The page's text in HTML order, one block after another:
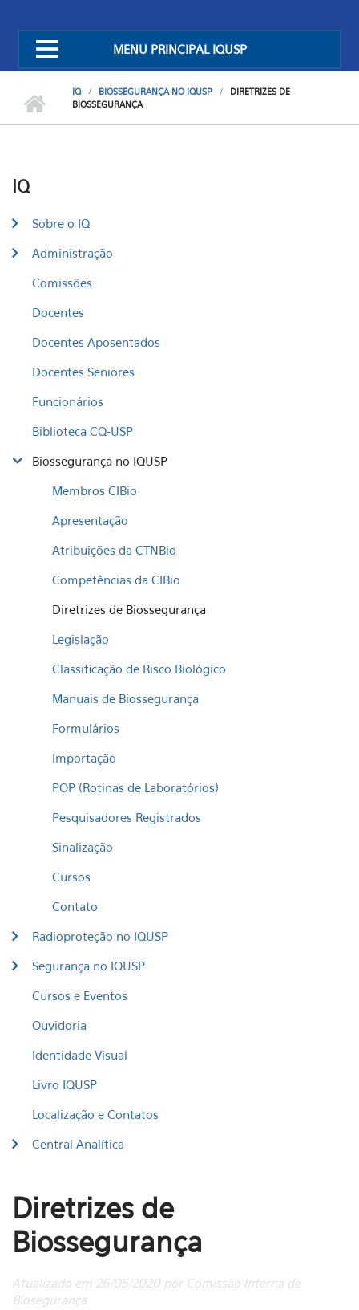
MENU PRINCIPAL IQUSP
IQ BIOSSEGURANÇA NO IQUSP
DIRETRIZES DE
BIOSSEGURANÇA
IQ
Sobre o IQ
Administração
Comissões
Docentes
Docentes Aposentados
Docentes Seniores
Funcionários
Biblioteca CQ-USP
Biossegurança no IQUSP
Membros CIBio
Apresentação
Atribuições da CTNBio
Competências da CIBio
Diretrizes de Biossegurança
Legislação
Classificação de Risco Biológico
Manuais de Biossegurança
Formulários
Importação
POP (Rotinas de Laboratórios)
Pesquisadores Registrados
Sinalização
Cursos
Contato
Radioproteção no IQUSP
Segurança no IQUSP
Cursos e Eventos
Ouvidoria
Identidade Visual
Livro IQUSP
Localização e Contatos
Central Analítica
Diretrizes de
Biossegurança
Atualizado em 26/05/2020 por Comissão Interna de
Biosegurança